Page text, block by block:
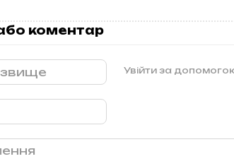
коментар
Увійти за